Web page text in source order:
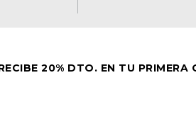
20% DTO. EN TU PRIMERA